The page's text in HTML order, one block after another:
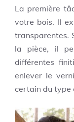
La première
votre bois. Il
transparentes.
la pièce, il
différentes
enlever le
certain du type